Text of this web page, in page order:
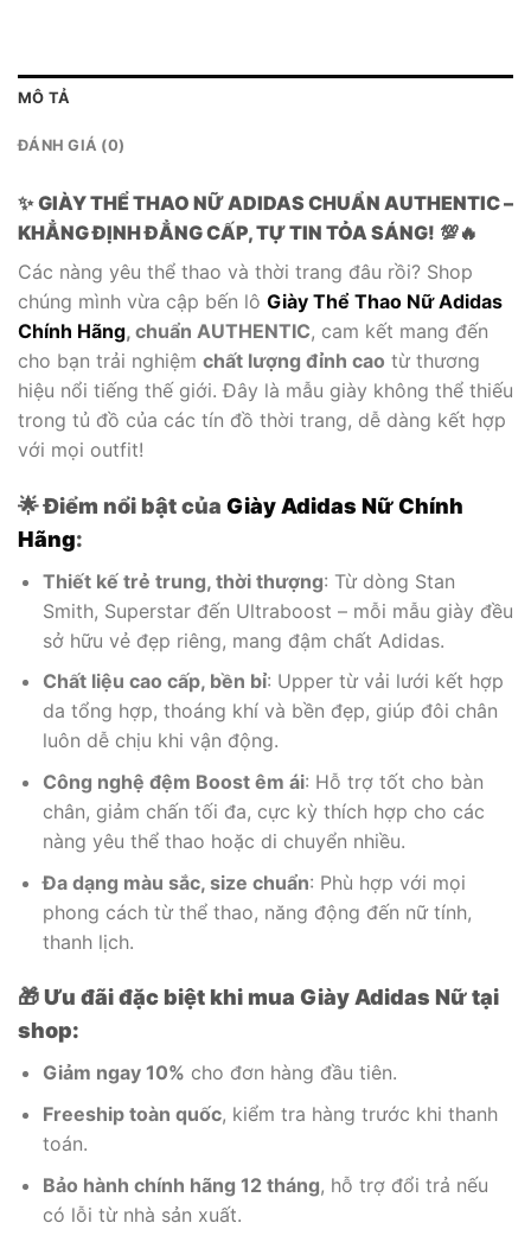
MÔ TẢ
ĐÁNH GIÁ (0)
✨GIÀY THỂ THAO NỮ ADIDAS CHUẨN AUTHENTIC –
KHẲNG ĐỊNH ĐẲNG CẤP, TỰ TIN TỎA SÁNG! 💯🔥
Các nàng yêu thể thao và thời trang đâu rồi? Shop
chúng mình vừa cập bến lô Giày Thể Thao Nữ Adidas
Chính Hãng, chuẩn AUTHENTIC, cam kết mang đến
cho bạn trải nghiệm chất lượng đỉnh cao từ thương
hiệu nổi tiếng thế giới. Đây là mẫu giày không thể thiếu
trong tủ đồ của các tín đồ thời trang, dễ dàng kết hợp
với mọi outfit!
🌟 Điểm nổi bật của Giày Adidas Nữ Chính
Hãng:
Thiết kế trẻ trung, thời thượng: Từ dòng Stan
Smith, Superstar đến Ultraboost – mỗi mẫu giày đều
sở hữu vẻ đẹp riêng, mang đậm chất Adidas.
Chất liệu cao cấp, bền bỉ: Upper từ vải lưới kết hợp
da tổng hợp, thoáng khí và bền đẹp, giúp đôi chân
luôn dễ chịu khi vận động.
Công nghệ đệm Boost êm ái: Hỗ trợ tốt cho bàn
chân, giảm chấn tối đa, cực kỳ thích hợp cho các
nàng yêu thể thao hoặc di chuyển nhiều.
Đa dạng màu sắc, size chuẩn: Phù hợp với mọi
phong cách từ thể thao, năng động đến nữ tính,
thanh lịch.
🎁 Ưu đãi đặc biệt khi mua Giày Adidas Nữ tại
shop:
Giảm ngay 10% cho đơn hàng đầu tiên.
Freeship toàn quốc, kiểm tra hàng trước khi thanh
toán.
Bảo hành chính hãng 12 tháng, hỗ trợ đổi trả nếu
có lỗi từ nhà sản xuất.